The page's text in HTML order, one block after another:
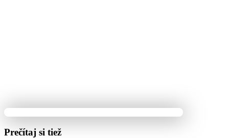
Prečítaj si tiež